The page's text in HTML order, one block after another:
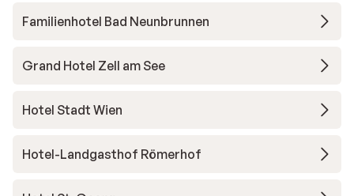
Familienhotel Bad Neunbrunnen
Grand Hotel Zell am See
Hotel Stadt Wien
Hotel-Landgasthof Römerhof